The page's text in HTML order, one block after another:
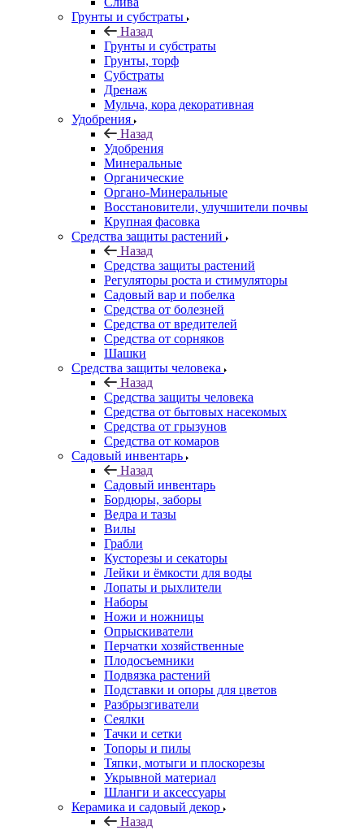
Грунты и субстраты
Назад
Грунты и субстраты
Грунты, торф
Субстраты
Дренаж
Мульча, кора декоративная
Удобрения
Назад
Удобрения
Минеральные
Органические
Органо-Минеральные
Восстановители, улучшители почвы
Крупная фасовка
Средства защиты растений
Назад
Средства защиты растений
Регуляторы роста и стимуляторы
Садовый вар и побелка
Средства от болезней
Средства от вредителей
Средства от сорняков
Шашки
Средства защиты человека
Назад
Средства защиты человека
Средства от бытовых насекомых
Средства от грызунов
Средства от комаров
Садовый инвентарь
Назад
Садовый инвентарь
Бордюры, заборы
Ведра и тазы
Вилы
Грабли
Кусторезы и секаторы
Лейки и ёмкости для воды
Лопаты и рыхлители
Наборы
Ножи и ножницы
Опрыскиватели
Перчатки хозяйственные
Плодосъемники
Подвязка растений
Подставки и опоры для цветов
Разбрызгиватели
Сеялки
Тачки и сетки
Топоры и пилы
Тяпки, мотыги и плоскорезы
Укрывной материал
Шланги и аксессуары
Керамика и садовый декор
Назад